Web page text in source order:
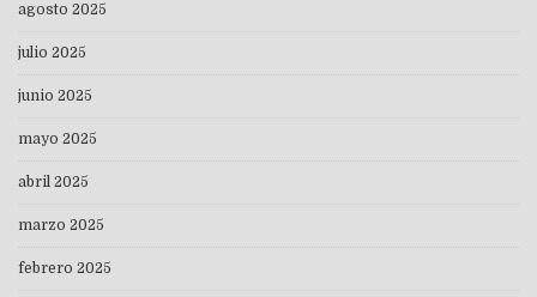
agosto 2025
julio 2025
junio 2025
mayo 2025
abril 2025
marzo 2025
febrero 2025